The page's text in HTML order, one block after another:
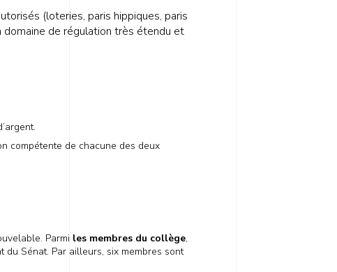
(loteries, paris hippiques, paris
domaine de régulation très étendu et
compétente de chacune des deux
Parmi les membres du collège,
du Sénat. Par ailleurs, six membres sont